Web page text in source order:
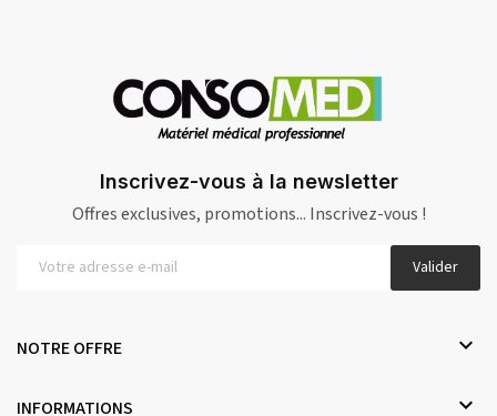
Inscrivez-vous à la newsletter
Offres exclusives, promotions... Inscrivez-vous !
Valider
NOTRE OFFRE 
INFORMATIONS 